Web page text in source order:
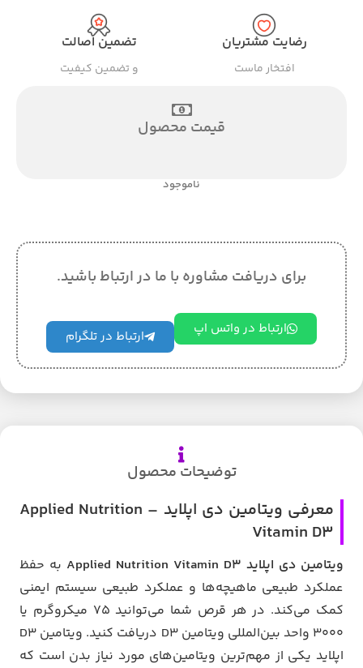
رضایت مشتریان
افتخار ماست
تضمین اصالت
و تضمین کیفیت
قیمت محصول
ناموجود
برای دریافت مشاوره با ما در ارتباط باشید.
ارتباط در واتس اپ ارتباط در تلگرام
توضیحات محصول
معرفی ویتامین دی اپلاید – Applied Nutrition
Vitamin D3
ویتامین دی اپلاید Applied Nutrition Vitamin D3
به حفظ
عملکرد طبیعی ماهیچه‌ها و عملکرد طبیعی سیستم ایمنی
کمک می‌کند. در هر قرص شما می‌توانید 75 میکروگرم یا
3000 واحد بین‌المللی ویتامین D3 دریافت کنید. ویتامین D3
اپلاید یکی از مهم‌ترین ویتامین‌های مورد نیاز بدن است که